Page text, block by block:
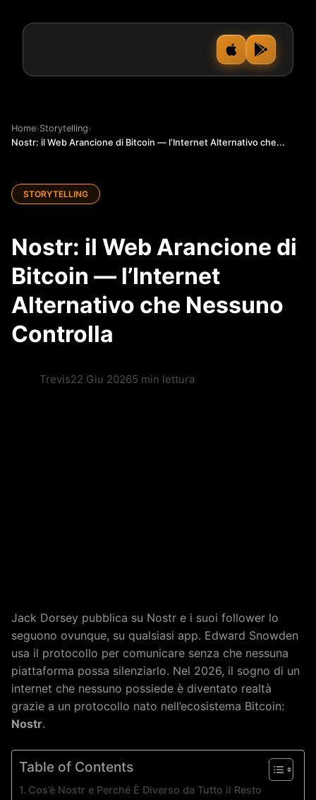
Home›Storytelling›
Nostr: il Web Arancione di Bitcoin — l’Internet Alternativo che...
STORYTELLING
Nostr: il Web Arancione di
Bitcoin — l’Internet
Alternativo che Nessuno
Controlla
Trevis22 Giu 20265 min lettura
Jack Dorsey pubblica su Nostr e i suoi follower lo
seguono ovunque, su qualsiasi app. Edward Snowden
usa il protocollo per comunicare senza che nessuna
piattaforma possa silenziarlo. Nel 2026, il sogno di un
internet che nessuno possiede è diventato realtà
grazie a un protocollo nato nell’ecosistema Bitcoin:
Nostr.
Table of Contents
Cos’è Nostr e Perché È Diverso da Tutto il Resto